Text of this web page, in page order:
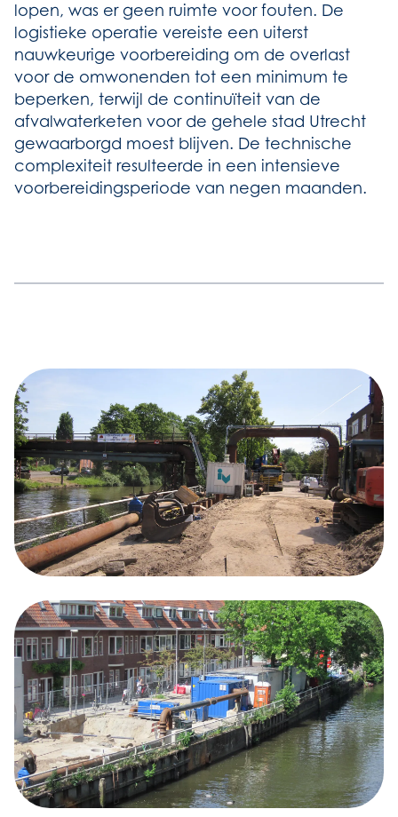
lopen, was er geen ruimte voor fouten. De
logistieke operatie vereiste een uiterst
nauwkeurige voorbereiding om de overlast
voor de omwonenden tot een minimum te
beperken, terwijl de continuïteit van de
afvalwaterketen voor de gehele stad Utrecht
gewaarborgd moest blijven. De technische
complexiteit resulteerde in een intensieve
voorbereidingsperiode van negen maanden.